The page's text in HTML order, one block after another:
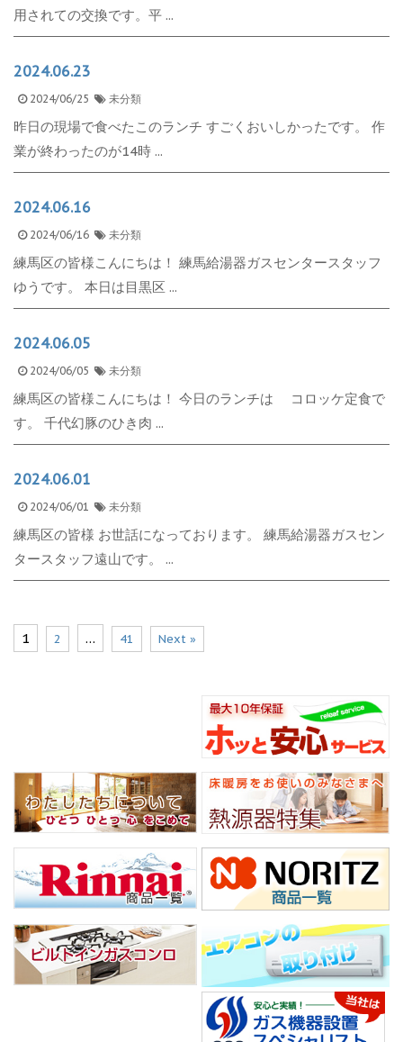
用されての交換です。平 ...
2024.06.23
2024/06/25 未分類
昨日の現場で食べたこのランチ すごくおいしかったです。 作
業が終わったのが14時 ...
2024.06.16
2024/06/16 未分類
練馬区の皆様こんにちは！ 練馬給湯器ガスセンタースタッフ
ゆうです。 本日は目黒区 ...
2024.06.05
2024/06/05 未分類
練馬区の皆様こんにちは！ 今日のランチは コロッケ定食で
す。 千代幻豚のひき肉 ...
2024.06.01
2024/06/01 未分類
練馬区の皆様 お世話になっております。 練馬給湯器ガスセン
タースタッフ遠山です。 ...
1 2 … 41 Next »